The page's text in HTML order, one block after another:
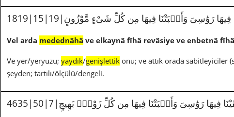
فِيهَا رَوَٰسِىَ وَأَنۢبَتْنَا فِيهَا مِن كُلِّ شَىْءٍ مَّوْزُونٍ
Vel arda medednâhâ ve elkaynâ fîhâ revâsiye ve enbetnâ
Ve yer/yeryüzü; yaydık/genişlettik onu; ve attık orada sabitleyiciler
şeyden; tartılı/ölçülü/dengeli.
فِيهَا رَوَٰسِىَ وَأَنۢبَتْنَا فِيهَا مِن كُلِّ زَوْجٍۭ بَهِيجٍ